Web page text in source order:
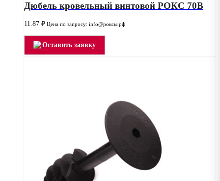
Дюбель кровельный винтовой РОКС 70В
11.87 ₽ Цена по запросу: info@роксы.рф
Оставить заявку